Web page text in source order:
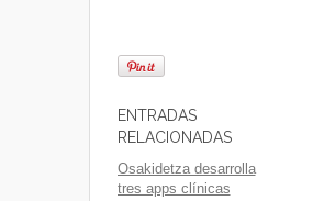
ENTRADAS
RELACIONADAS
Osakidetza desarrolla
tres apps clínicas